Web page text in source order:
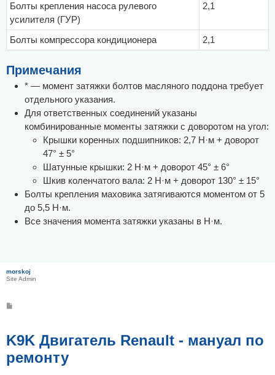
Болты крепления насоса рулевого
усилителя (ГУР)
2,1
Болты компрессора кондиционера 2,1
Примечания
* — момент затяжки болтов масляного поддона требует
отдельного указания.
Для ответственных соединений указаны
комбинированные моменты затяжки с доворотом на угол:
Крышки коренных подшипников: 2,7 Н·м + доворот
47° ± 5°
Шатунные крышки: 2 Н·м + доворот 45° ± 6°
Шкив коленчатого вала: 2 Н·м + доворот 130° ± 15°
Болты крепления маховика затягиваются моментом от 5
до 5,5 Н·м.
Все значения момента затяжки указаны в Н·м.
morskoj
Site Admin
щ
е
и
е
K9K Двигатель Renault - мануал по
ремонту